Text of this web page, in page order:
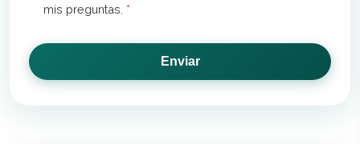
mis preguntas. *
Enviar